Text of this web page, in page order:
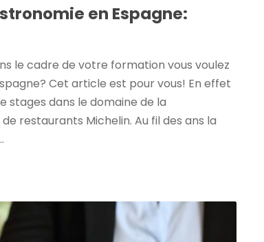
en Espagne:
le cadre de votre formation vous voulez
Cet article est pour vous! En effet
stages dans le domaine de la
restaurants Michelin. Au fil des ans la